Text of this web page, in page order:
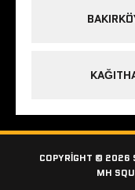
COPYRIGHT © 2026
MH